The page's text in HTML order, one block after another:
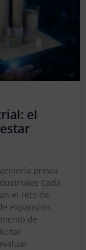
el
previa
Cada
el reto de
expansión,
de